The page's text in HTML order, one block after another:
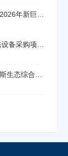
山东能源集团鲁西矿业有限公司物资分公司2026年新巨龙反渗透装置专项招标
中国电信巴州分公司2026年焉耆县综合执法设备采购项目（二次招标）询比公告
中建八局浙江建设有限公司安装分公司纳爱斯生态综合园项目水处理设备采购招标公告